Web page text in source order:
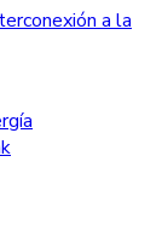
a la